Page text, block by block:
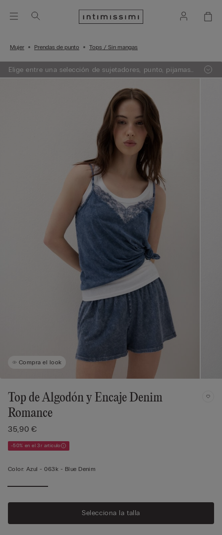
Mujer Prendas de punto Tops / Sin mangas
Elige entre una selección de sujetadores, punto, pijamas
y lencería. Añade 3 artículos a tu carrito y obtén un 50%
de descuento en el de menor importe.
Compra el look
Top de Algodón y Encaje Denim
Romance
35,90 €
-50% en el 3r artículo
Color: Azul -063k - Blue Denim
Selecciona la talla